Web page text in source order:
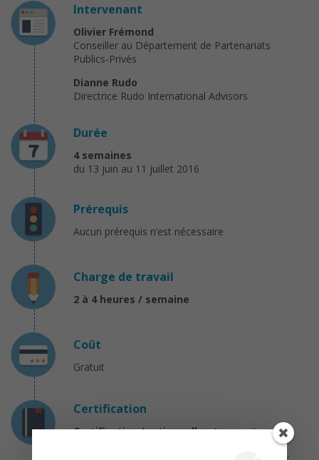
Intervenant
Olivier Frémond
Conseiller au Département de Partenariats
Publics-Privés
Dianne Rudo
Directrice Rudo International Advisors
Durée
4 semaines
du 13 juin au 11 juillet 2016
Prérequis
Aucun prérequis n’est nécessaire
Charge de travail
2 à 4 heures / semaine
Coût
Gratuit
Certification
Certification (optionnelle et payante : 45€)